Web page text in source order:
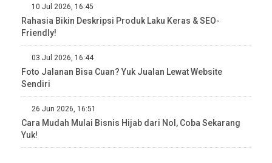
10 Jul 2026, 16:45
Rahasia Bikin Deskripsi Produk Laku Keras & SEO-
Friendly!
03 Jul 2026, 16:44
Foto Jalanan Bisa Cuan? Yuk Jualan Lewat Website
Sendiri
26 Jun 2026, 16:51
Cara Mudah Mulai Bisnis Hijab dari Nol, Coba Sekarang
Yuk!